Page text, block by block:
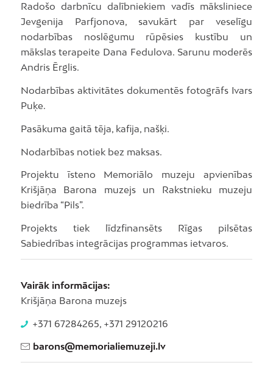
Radošo darbnīcu dalībniekiem vadīs māksliniece
Jevgenija Parfjonova, savukārt par veselīgu
nodarbības noslēgumu rūpēsies kustību un
mākslas terapeite Dana Fedulova. Sarunu moderēs
Andris Ērglis.
Nodarbības aktivitātes dokumentēs fotogrāfs Ivars
Puķe.
Pasākuma gaitā tēja, kafija, našķi.
Nodarbības notiek bez maksas.
Projektu īsteno Memoriālo muzeju apvienības
Krišjāņa Barona muzejs un Rakstnieku muzeju
biedrība “Pils”.
Projekts tiek līdzfinansēts Rīgas pilsētas
Sabiedrības integrācijas programmas ietvaros.
Vairāk informācijas:
Krišjāņa Barona muzejs
+371 67284265, +371 29120216
barons@memorialiemuzeji.lv